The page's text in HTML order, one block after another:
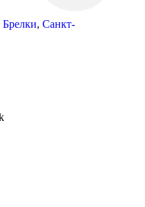
Брелки, Санкт-